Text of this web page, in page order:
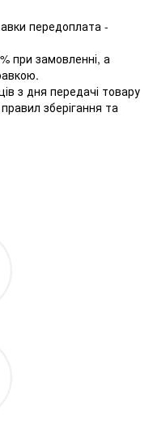
передоплата -
при замовленні, а
з дня передачі товару
зберігання та